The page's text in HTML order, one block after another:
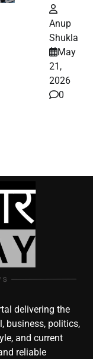
Anup
Shukla
May
21,
2026
0
delivering the
business, politics,
and current
reliable